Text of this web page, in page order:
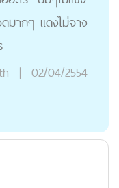
มากๆ แดงไม่จาง
| 02/04/2554